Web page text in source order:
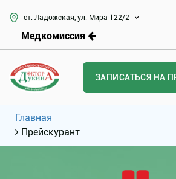
ст. Ладожская, ул. Мира 122/2
Медкомиссия
ЗАПИСАТЬСЯ НА
Главная
Прейскурант